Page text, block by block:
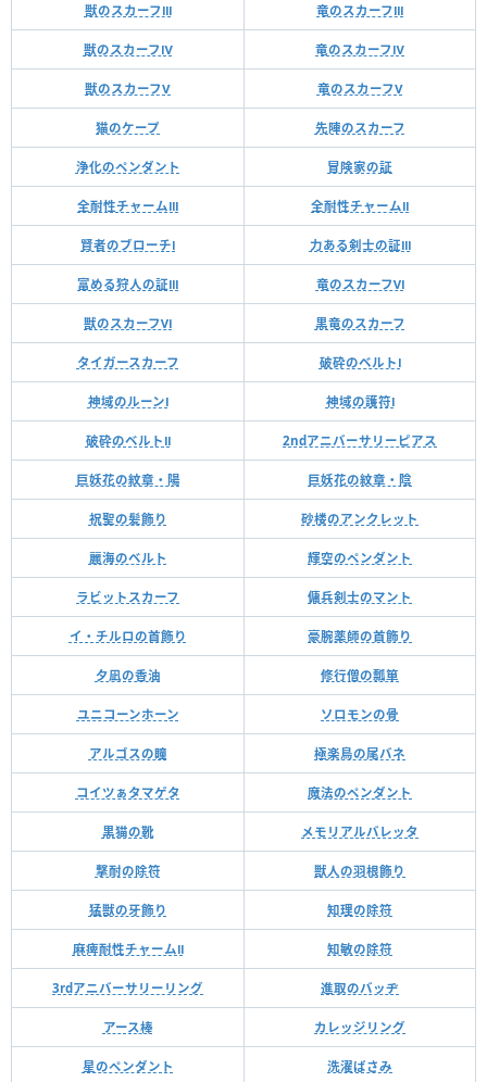
獣のスカーフⅢ 竜のスカーフⅢ
獣のスカーフⅣ 竜のスカーフⅣ
獣のスカーフⅤ 竜のスカーフⅤ
猫のケープ 先陣のスカーフ
浄化のペンダント 冒険家の証
全耐性チャームⅢ 全耐性チャームⅡ
賢者のブローチⅠ 力ある剣士の証Ⅲ
富める狩人の証Ⅲ 竜のスカーフⅥ
獣のスカーフⅥ 黒竜のスカーフ
タイガースカーフ 破砕のベルトⅠ
神域のルーンⅠ 神域の護符Ⅰ
破砕のベルトⅡ 2ndアニバーサリーピアス
巨妖花の紋章・陽 巨妖花の紋章・陰
祝聖の髪飾り 砂楼のアンクレット
麗海のベルト 輝空のペンダント
ラビットスカーフ 傭兵剣士のマント
イ・チルロの首飾り 豪腕薬師の首飾り
夕凪の香油 修行僧の瓢箪
ユニコーンホーン ソロモンの骨
アルゴスの瞳 極楽鳥の尾バネ
コイツぁタマゲタ 魔法のペンダント
黒猫の靴 メモリアルバレッタ
撃耐の除符 獣人の羽根飾り
猛獣の牙飾り 知理の除符
麻痺耐性チャームⅡ 知敏の除符
3rdアニバーサリーリング 進取のバッヂ
アース棒 カレッジリング
星のペンダント 洗濯ばさみ